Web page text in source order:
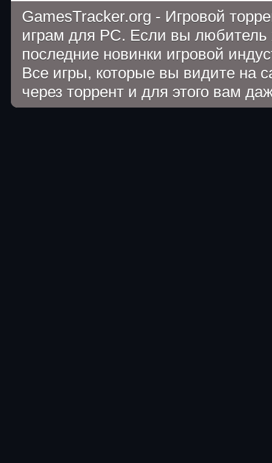
GamesTracker.org - Игровой
играм для PC. Если вы
последние новинки игровой
Все игры, которые вы видите на
через торрент и для этого вам